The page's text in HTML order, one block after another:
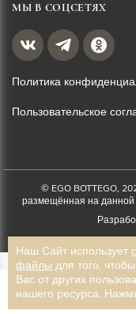
1 900 ₽
МЫ В СОЦСЕТЯХ
Политика
Пользовательское
© EGO BOTTEGO,
размещённая на данной
Наш Сайт использует
файлы для того,
Вас от других
нашего ресурса.